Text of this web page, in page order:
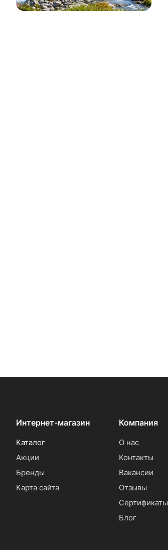
Интернет-магазин
Каталог
Акции
Бренды
Карта сайта
Компания
О нас
Контакты
Вакансии
Отзывы
Сертификаты
Блог